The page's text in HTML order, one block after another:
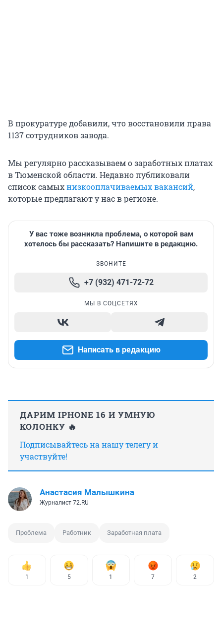
В прокуратуре добавили, что восстановили права
1137 сотрудников завода.
Мы регулярно рассказываем о заработных платах
в Тюменской области. Недавно публиковали
список самыхнизкооплачиваемых вакансий,
которые предлагают у нас в регионе.
У вас тоже возникла проблема, о которой вам
хотелось бы рассказать? Напишите в редакцию.
ЗВОНИТЕ
+7 (932) 471-72-72
МЫ В СОЦСЕТЯХ
Написать в редакцию
ДАРИМ IPHONE 16 И УМНУЮ
КОЛОНКУ 🔥
Подписывайтесь на нашу телегу и
участвуйте!
Анастасия Малышкина
Журналист 72.RU
Проблема Работник Заработная плата
1 5 1 7 2